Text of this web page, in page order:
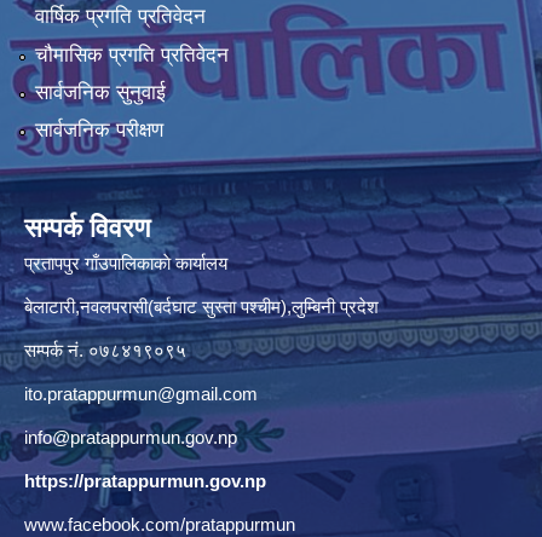
वार्षिक प्रगति प्रतिवेदन
चौमासिक प्रगति प्रतिवेदन
सार्वजनिक सुनुवाई
सार्वजनिक परीक्षण
सम्पर्क विवरण
प्रतापपुर गाँउपालिकाकाे कार्यालय
बेलाटारी,नवलपरासी(बर्दघाट सुस्ता पश्चीम),लुम्बिनी प्रदेश
सम्पर्क नं. ०७८४१९०९५
ito.pratappurmun@gmail.com
info@pratappurmun.gov.np
https://pratappurmun.gov.np
www.facebook.com/pratappurmun